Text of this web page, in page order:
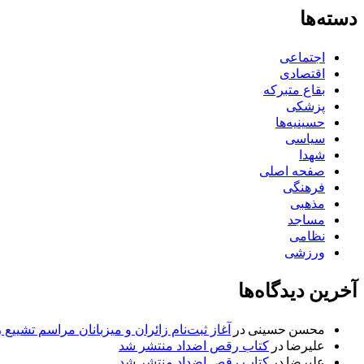
دسته‌ها
اجتماعی
اقتصادی
بقاع متبرکه
پزشکی
حسینیه‌ها
سیاسی
شهدا
صفحه اصلی
فرهنگی
مذهبی
مساجد
نظامی
ورزشی
آخرین دیدگاه‌ها
محسن حسینی در آغاز ثبت‌نام زائران و میزبانان مراسم
علیرضا در کتاب رقص اضداد منتشر شد